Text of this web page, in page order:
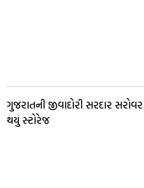
ગુજરાતની જીવાદોરી સરદાર
થયું સ્ટોરેજ